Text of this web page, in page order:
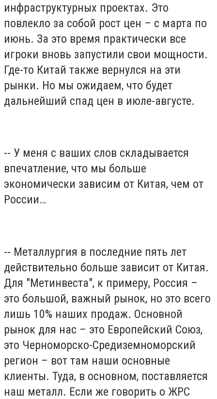
инфраструктурных проектах. Это
повлекло за собой рост цен – с марта по
июнь. За это время практически все
игроки вновь запустили свои мощности.
Где-то Китай также вернулся на эти
рынки. Но мы ожидаем, что будет
дальнейший спад цен в июле-августе.
-- У меня с ваших слов складывается
впечатление, что мы больше
экономически зависим от Китая, чем от
России…
-- Металлургия в последние пять лет
действительно больше зависит от Китая.
Для "Метинвеста", к примеру, Россия –
это большой, важный рынок, но это всего
лишь 10% наших продаж. Основной
рынок для нас – это Европейский Союз,
это Черноморско-Средиземноморский
регион – вот там наши основные
клиенты. Туда, в основном, поставляется
наш металл. Если же говорить о ЖРС